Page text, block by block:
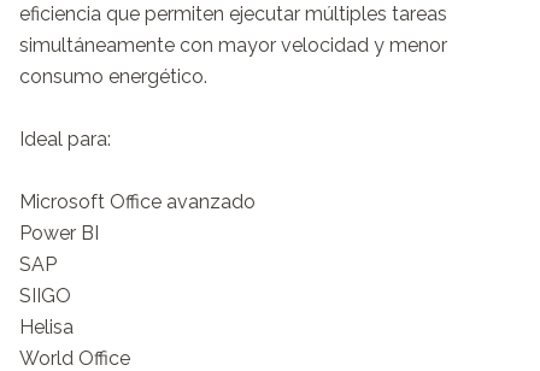
eficiencia que permiten ejecutar múltiples tareas
simultáneamente con mayor velocidad y menor
consumo energético.
Ideal para:
Microsoft Office avanzado
Power BI
SAP
SIIGO
Helisa
World Office